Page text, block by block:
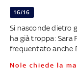
16/16
Si nasconde dietro
ha già troppa: Sara
frequentato anche
Nole chiede la mano a Jelena: bella, benedetta e